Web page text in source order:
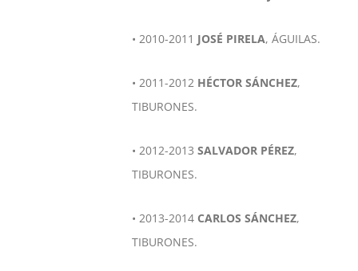
• 2010-2011 JOSÉ PIRELA, ÁGUILAS.
• 2011-2012 HÉCTOR SÁNCHEZ,
TIBURONES.
• 2012-2013 SALVADOR PÉREZ,
TIBURONES.
• 2013-2014 CARLOS SÁNCHEZ,
TIBURONES.